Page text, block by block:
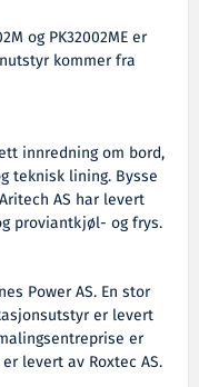
og PK32002ME er
kommer fra
innredning om bord,
teknisk lining. Bysse
AS har levert
proviantkjøl- og frys.
Power AS. En stor
er levert
er
levert av Roxtec AS.